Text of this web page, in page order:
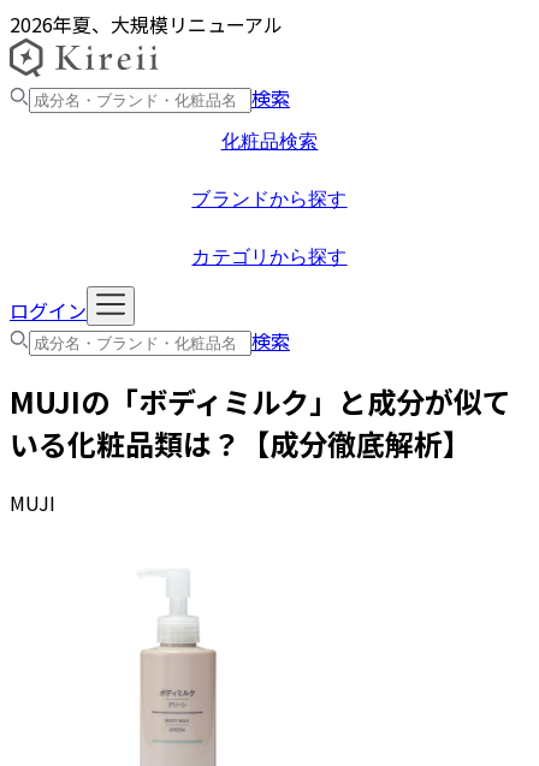
2026年夏、大規模リニューアル
検索
化粧品検索
ブランドから探す
カテゴリから探す
ログイン
検索
MUJIの「ボディミルク 」と成分が似て
いる化粧品類は？【成分徹底解析】
MUJI